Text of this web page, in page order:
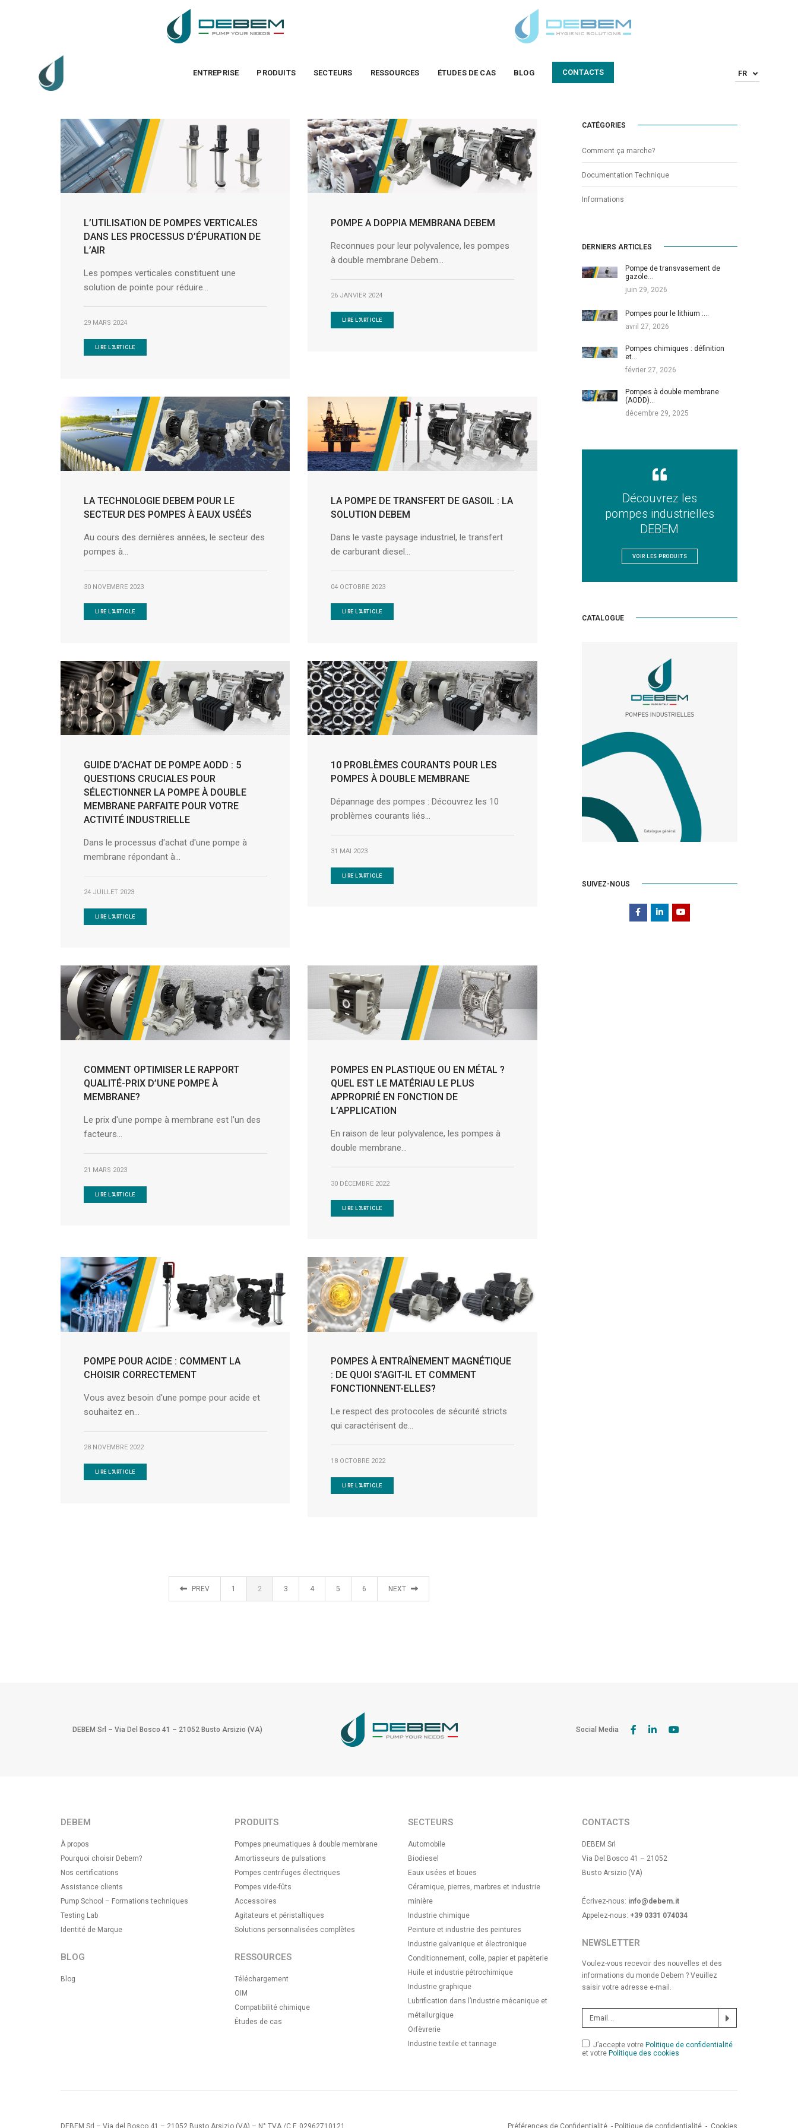
ENTREPRISE PRODUITS SECTEURS RESSOURCES ÉTUDES DE CAS BLOG CONTACTS FR
L’UTILISATION DE POMPES VERTICALES
DANS LES PROCESSUS D’ÉPURATION DE
L’AIR
Les pompes verticales constituent une
solution de pointe pour réduire...
29 MARS 2024
LIRE L'ARTICLE
POMPE A DOPPIA MEMBRANA DEBEM
Reconnues pour leur polyvalence, les pompes
à double membrane Debem...
26 JANVIER 2024
LIRE L'ARTICLE
LA TECHNOLOGIE DEBEM POUR LE
SECTEUR DES POMPES À EAUX USÉÉS
Au cours des dernières années, le secteur des
pompes à...
30 NOVEMBRE 2023
LIRE L'ARTICLE
LA POMPE DE TRANSFERT DE GASOIL : LA
SOLUTION DEBEM
Dans le vaste paysage industriel, le transfert
de carburant diesel...
04 OCTOBRE 2023
LIRE L'ARTICLE
GUIDE D’ACHAT DE POMPE AODD : 5
QUESTIONS CRUCIALES POUR
SÉLECTIONNER LA POMPE À DOUBLE
MEMBRANE PARFAITE POUR VOTRE
ACTIVITÉ INDUSTRIELLE
Dans le processus d'achat d'une pompe à
membrane répondant à...
24 JUILLET 2023
LIRE L'ARTICLE
10 PROBLÈMES COURANTS POUR LES
POMPES À DOUBLE MEMBRANE
Dépannage des pompes : Découvrez les 10
problèmes courants liés...
31 MAI 2023
LIRE L'ARTICLE
COMMENT OPTIMISER LE RAPPORT
QUALITÉ-PRIX D’UNE POMPE À
MEMBRANE?
Le prix d'une pompe à membrane est l'un des
facteurs...
21 MARS 2023
LIRE L'ARTICLE
POMPES EN PLASTIQUE OU EN MÉTAL ?
QUEL EST LE MATÉRIAU LE PLUS
APPROPRIÉ EN FONCTION DE
L’APPLICATION
En raison de leur polyvalence, les pompes à
double membrane...
30 DÉCEMBRE 2022
LIRE L'ARTICLE
POMPE POUR ACIDE : COMMENT LA
CHOISIR CORRECTEMENT
Vous avez besoin d'une pompe pour acide et
souhaitez en...
28 NOVEMBRE 2022
LIRE L'ARTICLE
POMPES À ENTRAÎNEMENT MAGNÉTIQUE
: DE QUOI S’AGIT-IL ET COMMENT
FONCTIONNENT-ELLES?
Le respect des protocoles de sécurité stricts
qui caractérisent de...
18 OCTOBRE 2022
LIRE L'ARTICLE
PREV 1 2 3 4 5 6 NEXT
CATÉGORIES
Comment ça marche?
Documentation Technique
Informations
DERNIERS ARTICLES
Pompe de transvasement de
gazole…
juin 29, 2026
Pompes pour le lithium :…
avril 27, 2026
Pompes chimiques : définition
et…
février 27, 2026
Pompes à double membrane
(AODD)…
décembre 29, 2025
Découvrez les
pompes industrielles
DEBEM
VOIR LES PRODUITS
CATALOGUE
SUIVEZ-NOUS
DEBEM Srl – Via Del Bosco 41 – 21052 Busto Arsizio (VA) Social Media
DEBEM
À propos
Pourquoi choisir Debem?
Nos certifications
Assistance clients
Pump School – Formations techniques
Testing Lab
Identité de Marque
BLOG
Blog
PRODUITS
Pompes pneumatiques à double membrane
Amortisseurs de pulsations
Pompes centrifuges électriques
Pompes vide-fûts
Accessoires
Agitateurs et péristaltiques
Solutions personnalisées complètes
RESSOURCES
Téléchargement
OIM
Compatibilité chimique
Études de cas
SECTEURS
Automobile
Biodiesel
Eaux usées et boues
Céramique, pierres, marbres et industrie
minière
Industrie chimique
Peinture et industrie des peintures
Industrie galvanique et électronique
Conditionnement, colle, papier et papèterie
Huile et industrie pétrochimique
Industrie graphique
Lubrification dans l’industrie mécanique et
métallurgique
Orfèvrerie
Industrie textile et tannage
CONTACTS
DEBEM Srl
Via Del Bosco 41 – 21052
Busto Arsizio (VA)
Écrivez-nous: info@debem.it
Appelez-nous: +39 0331 074034
NEWSLETTER
Voulez-vous recevoir des nouvelles et des
informations du monde Debem ? Veuillez
saisir votre adresse e-mail.
J’accepte votre Politique de confidentialité
et votre Politique des cookies
DEBEM Srl – Via del Bosco 41 – 21052 Busto Arsizio (VA) – N° TVA /C.F. 02962710121 Préférences de Confidentialité - Politique de confidentialité - Cookies